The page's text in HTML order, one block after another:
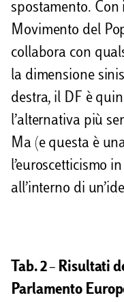
spostamento.
Movimento del
collabora con
la dimensione
destra, il DF è
l’alternativa più
Ma (e questa è
l’euroscetticismo
all’interno di
Tab. 2 – Risultati
Parlamento